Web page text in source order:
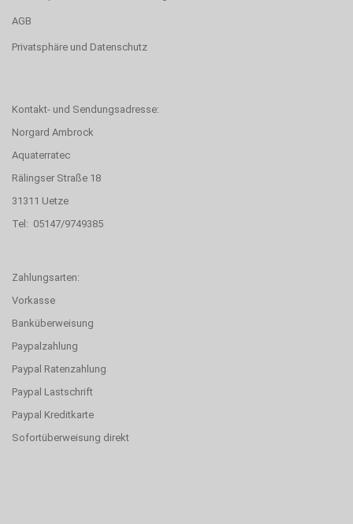
AGB
Privatsphäre und Datenschutz
Kontakt- und Sendungsadresse:
Norgard Ambrock
Aquaterratec
Rälingser Straße 18
31311 Uetze
Tel: 05147/9749385
Zahlungsarten:
Vorkasse
Banküberweisung
Paypalzahlung
Paypal Ratenzahlung
Paypal Lastschrift
Paypal Kreditkarte
Sofortüberweisung direkt